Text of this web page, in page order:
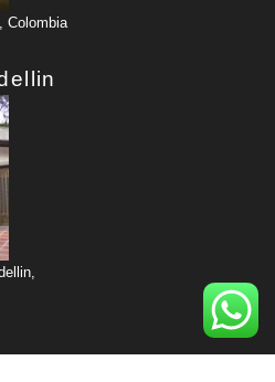
Colombia